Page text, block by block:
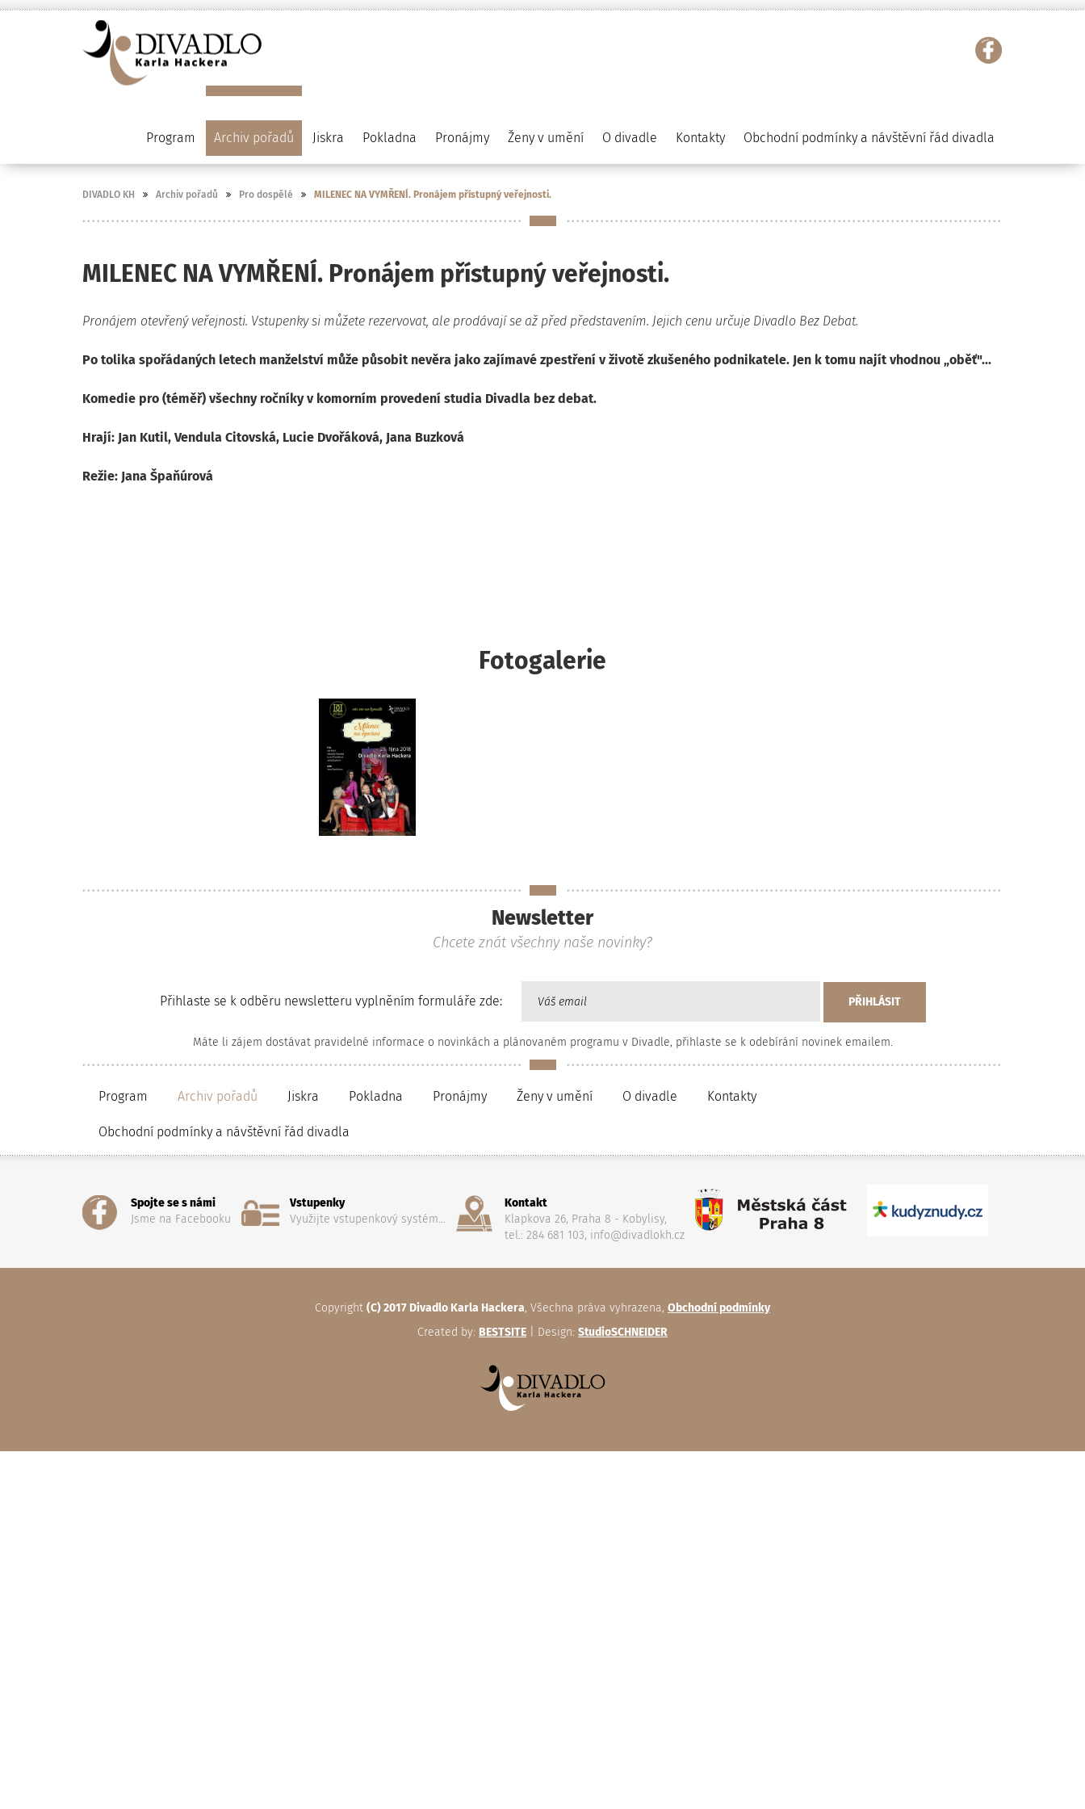
Program Archiv pořadů Jiskra Pokladna Pronájmy Ženy v umění O divadle Kontakty Obchodní podmínky a návštěvní řád divadla
DIVADLO KH Archiv pořadů Pro dospělé MILENEC NA VYMŘENÍ. Pronájem přístupný veřejnosti.
MILENEC NA VYMŘENÍ. Pronájem přístupný veřejnosti.
Pronájem otevřený veřejnosti. Vstupenky si můžete rezervovat, ale prodávají se až před představením. Jejich cenu určuje Divadlo Bez Debat.
Po tolika spořádaných letech manželství může působit nevěra jako zajímavé zpestření v životě zkušeného podnikatele. Jen k tomu najít vhodnou „oběť"...
Komedie pro (téměř) všechny ročníky v komorním provedení studia Divadla bez debat.
Hrají: Jan Kutil, Vendula Citovská, Lucie Dvořáková, Jana Buzková
Režie: Jana Špaňúrová
Fotogalerie
Newsletter
Chcete znát všechny naše novinky?
Přihlaste se k odběru newsletteru vyplněním formuláře zde:
Máte li zájem dostávat pravidelné informace o novinkách a plánovaném programu v Divadle, přihlaste se k odebírání novinek emailem.
Program Archiv pořadů Jiskra Pokladna Pronájmy Ženy v umění O divadle Kontakty
Obchodní podmínky a návštěvní řád divadla
Spojte se s námi
Jsme na Facebooku
Vstupenky
Využijte vstupenkový systém...
Kontakt
Klapkova 26, Praha 8 - Kobylisy,
tel.: 284 681 103, info@divadlokh.cz
Copyright (C) 2017 Divadlo Karla Hackera, Všechna práva vyhrazena, Obchodní podmínky
Created by: BESTSITE | Design: StudioSCHNEIDER